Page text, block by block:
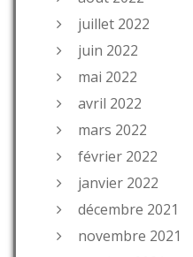
juillet 2022
juin 2022
mai 2022
avril 2022
mars 2022
février 2022
janvier 2022
décembre 2021
novembre 2021